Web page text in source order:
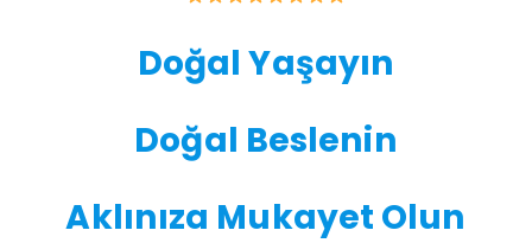
Doğal Yaşayın
Doğal Beslenin
Aklınıza Mukayet Olun